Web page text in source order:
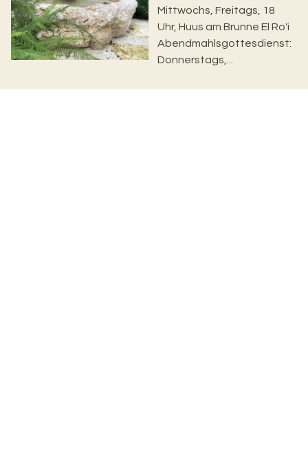
Mittwochs, Freitags, 18
Uhr, Huus am Brunne El Ro'i
Abendmahlsgottesdienst:
Donnerstags,...